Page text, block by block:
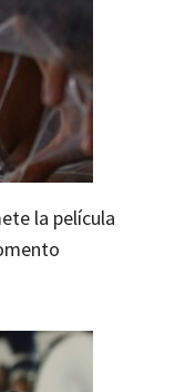
la película